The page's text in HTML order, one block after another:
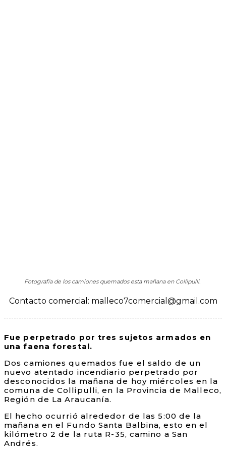
Fotografía de los camiones quemados esta mañana en Collipulli.
Contacto comercial: malleco7comercial@gmail.com
Fue perpetrado por tres sujetos armados en
una faena forestal.
Dos camiones quemados fue el saldo de un
nuevo atentado incendiario perpetrado por
desconocidos la mañana de hoy miércoles en la
comuna de Collipulli, en la Provincia de Malleco,
Región de La Araucanía.
El hecho ocurrió alrededor de las 5:00 de la
mañana en el Fundo Santa Balbina, esto en el
kilómetro 2 de la ruta R-35, camino a San
Andrés.